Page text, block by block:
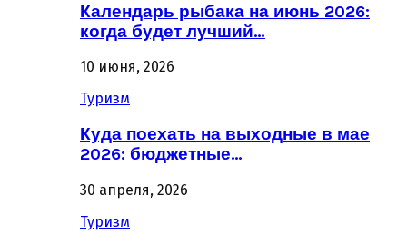
Календарь рыбака на июнь 2026:
когда будет лучший…
10 июня, 2026
Туризм
Куда поехать на выходные в мае
2026: бюджетные…
30 апреля, 2026
Туризм